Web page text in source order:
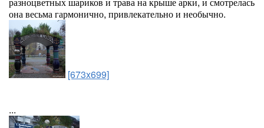
она весьма гармонично, привлекательно и необычно.
[673x699]
...